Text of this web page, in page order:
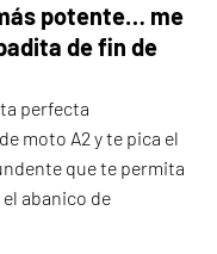
potente… me
de fin de
moto A2 y te pica el
que te permita
abanico de